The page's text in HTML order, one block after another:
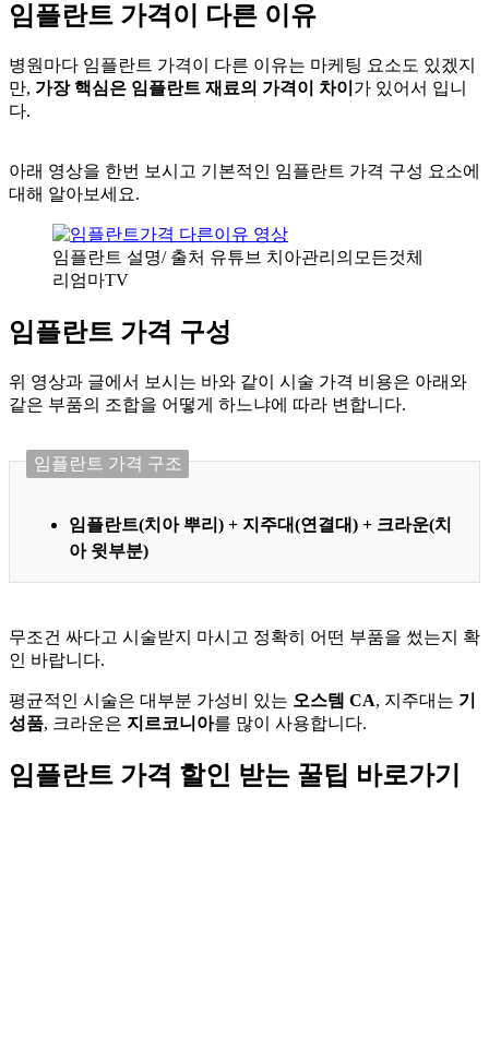
임플란트 가격이 다른 이유
병원마다 임플란트 가격이 다른 이유는 마케팅 요소도 있겠지
만, 가장 핵심은 임플란트 재료의 가격이 차이 가 있어서 입니
다.
아래 영상을 한번 보시고 기본적인 임플란트 가격 구성 요소에
대해 알아보세요.
임플란트 설명/ 출처 유튜브 치아관리의모든것체
리엄마TV
임플란트 가격 구성
위 영상과 글에서 보시는 바와 같이 시술 가격 비용은 아래와
같은 부품의 조합을 어떻게 하느냐에 따라 변합니다.
임플란트 가격 구조
임플란트(치아 뿌리) + 지주대(연결대) + 크라운(치
아 윗부분)
무조건 싸다고 시술받지 마시고 정확히 어떤 부품을 썼는지 확
인 바랍니다.
평균적인 시술은 대부분 가성비 있는 오스템 CA, 지주대는 기
성품, 크라운은 지르코니아를 많이 사용합니다.
임플란트 가격 할인 받는 꿀팁 바로가기